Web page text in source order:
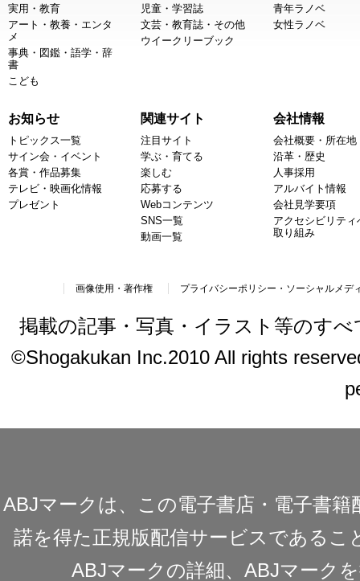
実用・教育
アート・教養・エンタ
メ
事典・図鑑・語学・辞
書
こども
児童・学習誌
文芸・教育誌・その他
ウイークリーブック
青年ラノベ
女性ラノベ
お知らせ
トピックス一覧
サイン会・イベント
各賞・作品募集
テレビ・映画化情報
プレゼント
関連サイト
注目サイト
学ぶ・育てる
楽しむ
応募する
Webコンテンツ
SNS一覧
動画一覧
会社情報
会社概要・所在地
沿革・歴史
人事採用
アルバイト情報
会社見学要項
アクセシビリティ
取り組み
画像使用・著作権 プライバシーポリシー・ソーシャルメデ
掲載の記事・写真・イラスト等のす
©Shogakukan Inc.2010 All rights
ABJマークは、この電子書店・電子書
諾を得た正規版配信サービスであるこ
ABJマークの詳細、ABJマーク